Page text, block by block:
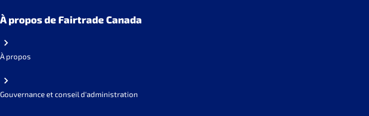
À propos de Fairtrade Canada
À propos
Gouvernance et conseil d'administration